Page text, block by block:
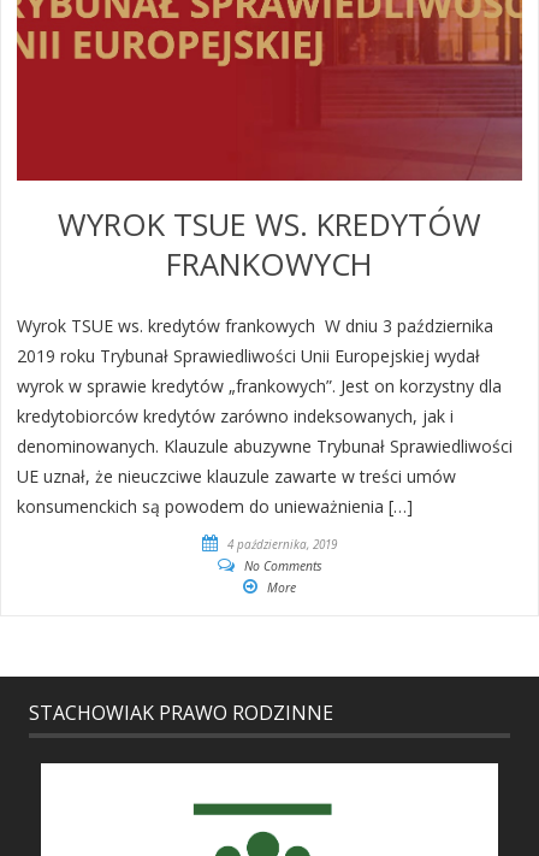
WYROK TSUE WS. KREDYTÓW
FRANKOWYCH
Wyrok TSUE ws. kredytów frankowych ​W dniu 3 października
2019 roku Trybunał Sprawiedliwości Unii Europejskiej wydał
wyrok w sprawie kredytów „frankowych”. Jest on korzystny dla
kredytobiorców kredytów zarówno indeksowanych, jak i
denominowanych. Klauzule abuzywne ​Trybunał Sprawiedliwości
UE uznał, że nieuczciwe klauzule zawarte w treści umów
konsumenckich są powodem do unieważnienia […]
4 października, 2019
No Comments
More
STACHOWIAK PRAWO RODZINNE